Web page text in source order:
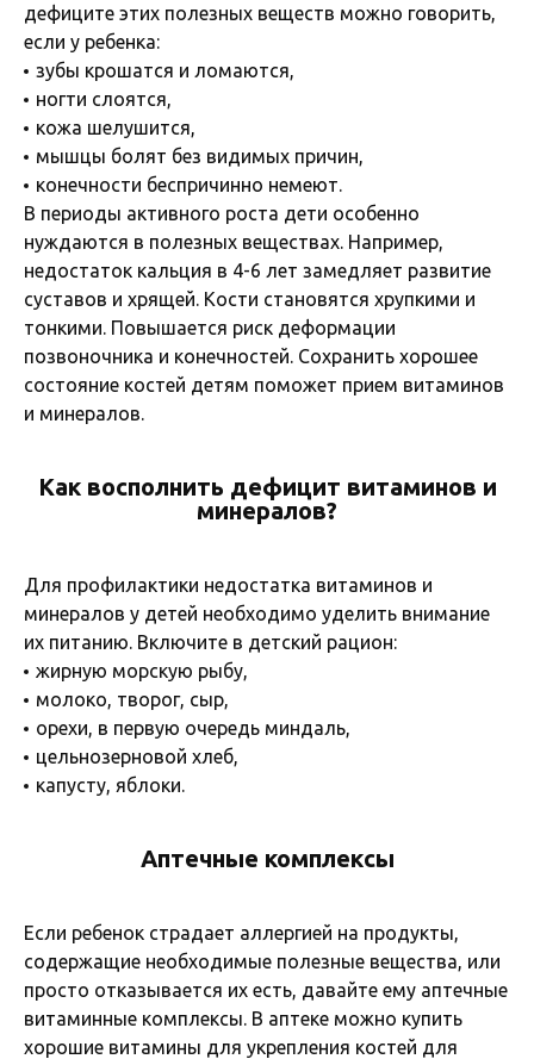
дефиците этих полезных веществ можно говорить,
если у ребенка:
зубы крошатся и ломаются,
ногти слоятся,
кожа шелушится,
мышцы болят без видимых причин,
конечности беспричинно немеют.
В периоды активного роста дети особенно
нуждаются в полезных веществах. Например,
недостаток кальция в 4-6 лет замедляет развитие
суставов и хрящей. Кости становятся хрупкими и
тонкими. Повышается риск деформации
позвоночника и конечностей. Сохранить хорошее
состояние костей детям поможет прием витаминов
и минералов.
Как восполнить дефицит витаминов и
минералов?
Для профилактики недостатка витаминов и
минералов у детей необходимо уделить внимание
их питанию. Включите в детский рацион:
жирную морскую рыбу,
молоко, творог, сыр,
орехи, в первую очередь миндаль,
цельнозерновой хлеб,
капусту, яблоки.
Аптечные комплексы
Если ребенок страдает аллергией на продукты,
содержащие необходимые полезные вещества, или
просто отказывается их есть, давайте ему аптечные
витаминные комплексы. В аптеке можно купить
хорошие витамины для укрепления костей для